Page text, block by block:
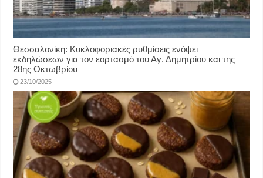
Θεσσαλονίκη: Κυκλοφοριακές ρυθμίσεις ενόψει
εκδηλώσεων για τον εορτασμό του Αγ. Δημητρίου και της
28ης Οκτωβρίου
23/10/2025